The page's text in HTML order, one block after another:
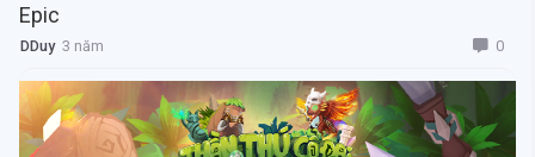
Epic
DDuy3 năm 0